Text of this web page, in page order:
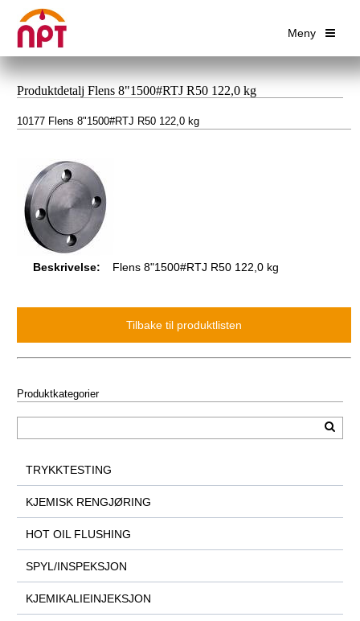
Meny
Produktdetalj Flens 8"1500#RTJ R50 122,0 kg
10177 Flens 8"1500#RTJ R50 122,0 kg
Beskrivelse: Flens 8"1500#RTJ R50 122,0 kg
Produktkategorier
TRYKKTESTING
KJEMISK RENGJØRING
HOT OIL FLUSHING
SPYL/INSPEKSJON
KJEMIKALIEINJEKSJON